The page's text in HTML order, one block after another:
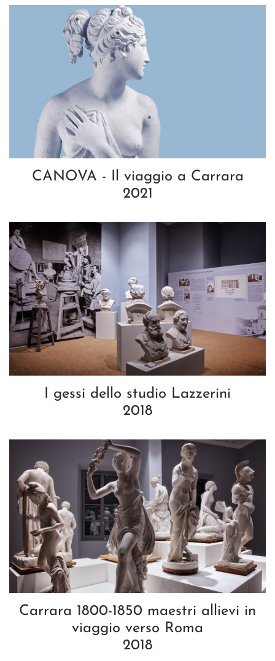
CANOVA - Il viaggio a Carrara
2021
I gessi dello studio Lazzerini
2018
Carrara 1800-1850 maestri allievi in
viaggio verso Roma
2018